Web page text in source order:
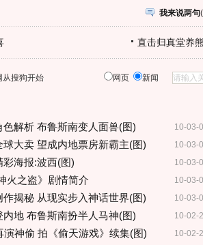
我来说两句(
直击归真堂养
从搜狗开始 网页 新闻
10-03-
色解析 布鲁斯南变人面兽(图)
10-03-
球大卖 望成内地票房新霸主(图)
10-03-
彩海报:波西(图)
10-03-
火之盗》剧情简介
10-03-
作揭秘 从现实步入神话世界(图)
10-02-
地 布鲁斯南扮半人马神(图)
10-02-
演神偷 拍《偷天游戏》续集(图)